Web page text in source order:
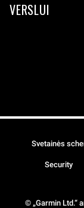
VERSLUI
© „Garmin Ltd.“
Svetainės
Security